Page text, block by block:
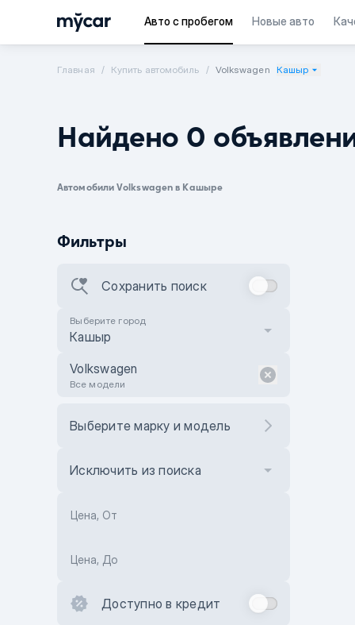
Авто с пробегом Новые авто
Главная Купить автомобиль Volkswagen Кашыр
Найдено 0
Автомобили Volkswagen в Кашыре
Фильтры
Сохранить поиск
Выберите город
Кашыр
Volkswagen
Все модели
Выберите марку и модель
Исключить из поиска
Цена, От
Цена, До
Доступно в кредит